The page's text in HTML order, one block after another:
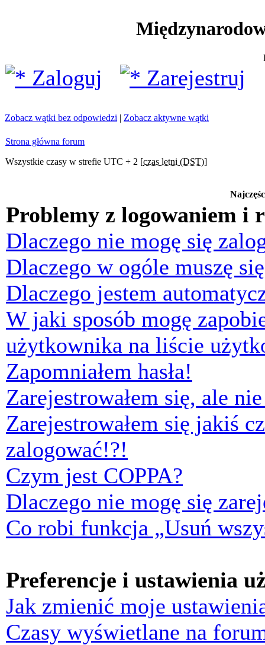
Zaloguj Zarejestruj
Zobacz wątki bez odpowiedzi | Zobacz aktywne wątki
Strona główna forum
Wszystkie czasy w strefie UTC + 2 [czas letni (DST)]
Problemy z logowaniem i
Dlaczego nie mogę się
Dlaczego w ogóle muszę
Dlaczego jestem
W jaki sposób mogę
użytkownika na liście
Zapomniałem hasła!
Zarejestrowałem się, ale
Zarejestrowałem się jakiś
zalogować!?!
Czym jest COPPA?
Dlaczego nie mogę się
Co robi funkcja „Usuń
Preferencje i ustawienia
Jak zmienić moje
Czasy wyświetlane na